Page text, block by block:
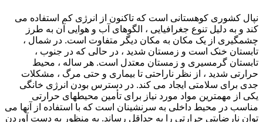
نپال کشوری کوهستانی است که تاکنون از انرژی کم استفاده می
کند و به دلیل تنوع جغرافیایی ، الگوهای آب و هوایی آن به طرز
چشمگیری از یک مکان به مکان دیگر متفاوت است. در شمال ،
تابستان خنک است و زمستان شدید ، در حالی که در جنوب ،
تابستان گرمسیری و زمستان معتدل است. هر ساله ، محیط
حرارتی شدید ، از نظر ناراحتی تا بیماری و حتی مرگ ، مشکلات
جدی برای سلامتی ایجاد می کند. در دسترس بودن انرژی خانگی
یکی از مهمترین مواد مورد نیاز برای تأمین محیطهای حرارتی
مناسب در محیط داخلی به سرنشینان است که با استفاده از آنها می
توان نارضایتی حرارتی را به حداقل رساند. به منظور به دست آوردن